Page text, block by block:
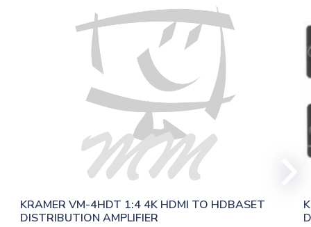
KRAMER VM-4HDT 1:4 4K HDMI TO HDBASET
DISTRIBUTION AMPLIFIER